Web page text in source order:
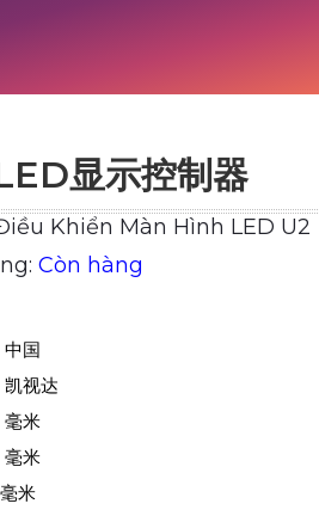
显示控制器
Khiển Màn Hình LED U2
Còn hàng
中国
视达
毫米
毫米
米